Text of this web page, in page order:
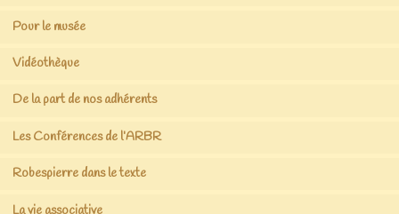
Pour le musée
Vidéothèque
De la part de nos adhérents
Les Conférences de l’ARBR
Robespierre dans le texte
La vie associative